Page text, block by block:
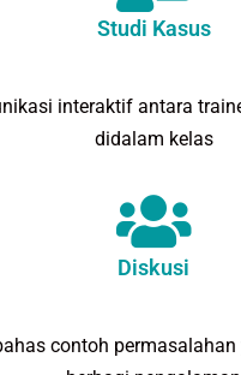
Studi Kasus
interaktif antara
didalam kelas
Diskusi
contoh